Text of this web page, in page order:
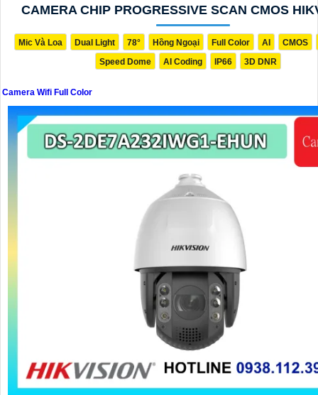
CAMERA CHIP PROGRESSIVE SCAN CMOS
Mic Và Loa Dual Light 78° Hồng Ngoại Full Color AI
CMOS
Speed Dome
AI Coding IP66 3D DNR
Camera Wifi Full Color